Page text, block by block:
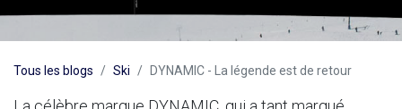
Tous les blogs Ski DYNAMIC - La légende est de retour